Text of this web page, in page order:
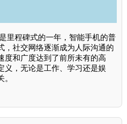
里程碑式的一年，智能手机的普
，社交网络逐渐成为人际沟通的
度和广度达到了前所未有的高
义，无论是工作、学习还是娱